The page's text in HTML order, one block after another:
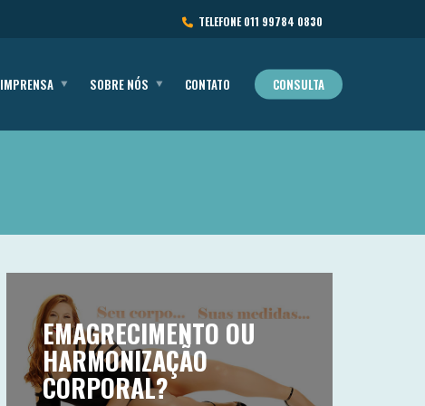
TELEFONE011 99784 0830
IMPRENSA SOBRE NÓS CONTATO CONSULTA
EMAGRECIMENTO OU
HARMONIZAÇÃO
CORPORAL?